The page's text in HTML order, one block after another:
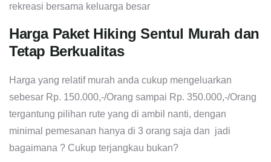
rekreasi bersama keluarga besar
Harga Paket Hiking Sentul Murah dan
Tetap Berkualitas
Harga yang relatif murah anda cukup mengeluarkan
sebesar Rp. 150.000,-/Orang sampai Rp. 350.000,-/Orang
tergantung pilihan rute yang di ambil nanti, dengan
minimal pemesanan hanya di 3 orang saja dan jadi
bagaimana ? Cukup terjangkau bukan?